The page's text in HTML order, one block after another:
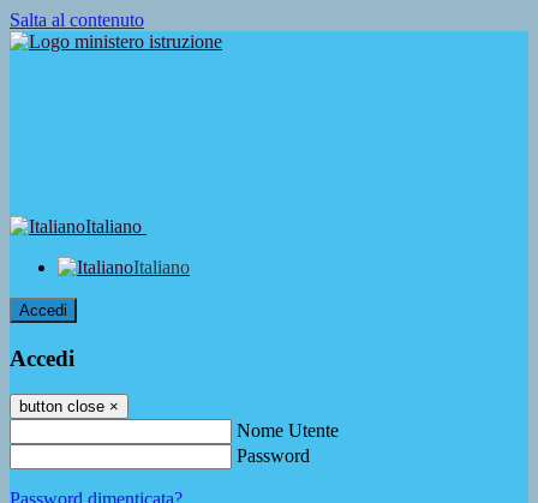
Salta al contenuto
Italiano
Italiano
Accedi
Accedi
button close ×
Nome Utente
Password